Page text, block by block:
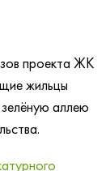
проекта ЖК
жильцы
аллею